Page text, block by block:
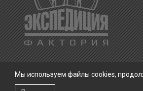
Мы используем файлы cookies,